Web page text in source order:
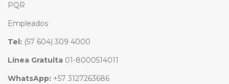
PQR
Empleados
Tel: (57 604) 309 4000
Línea Gratuita 01-8000514011
WhatsApp: +57 3127263686